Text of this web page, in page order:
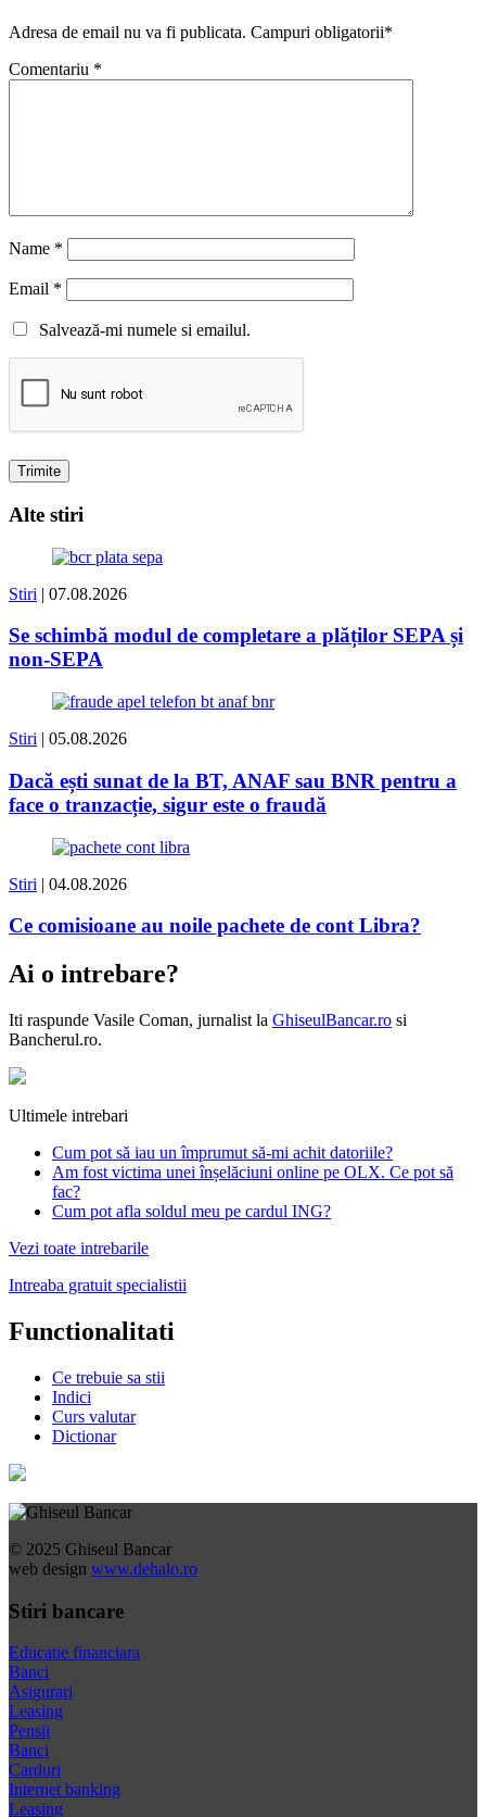
Adresa de email nu va fi publicata. Campuri obligatorii*
Comentariu *
Name *
Email *
Salvează-mi numele si emailul.
Alte stiri
Stiri | 07.08.2026
Se schimbă modul de completare a plăților SEPA și
non-SEPA
Stiri | 05.08.2026
Dacă ești sunat de la BT, ANAF sau BNR pentru a
face o tranzacție, sigur este o fraudă
Stiri | 04.08.2026
Ce comisioane au noile pachete de cont Libra?
Ai o intrebare?
Iti raspunde Vasile Coman, jurnalist la GhiseulBancar.ro si
Bancherul.ro.
Ultimele intrebari
Cum pot să iau un împrumut să-mi achit datoriile?
Am fost victima unei înșelăciuni online pe OLX. Ce pot să
fac?
Cum pot afla soldul meu pe cardul ING?
Vezi toate intrebarile
Intreaba gratuit specialistii
Functionalitati
Ce trebuie sa stii
Indici
Curs valutar
Dictionar
© 2025 Ghiseul Bancar
web design www.dehalo.ro
Stiri bancare
Educatie financiara
Banci
Asigurari
Leasing
Pensii
Banci
Carduri
Internet banking
Leasing